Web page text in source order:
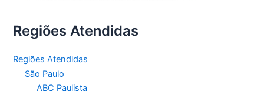
Regiões Atendidas
Regiões Atendidas
São Paulo
ABC Paulista